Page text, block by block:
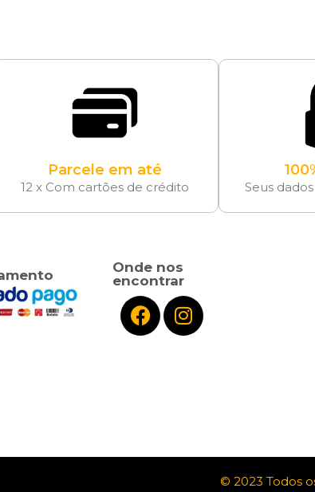
Parcele em até
12 x Com cartões de crédito Seus
Onde nos
encontrar
© 2023 Todos